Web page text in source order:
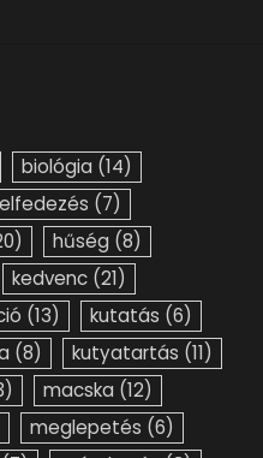
biológia (14)
(7)
hűség (8)
kedvenc (21)
(13) kutatás (6)
(8) kutyatartás (11)
macska (12)
meglepetés (6)